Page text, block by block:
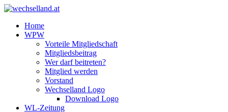
Home
WPW
Vorteile Mitgliedschaft
Mitgliedsbeitrag
Wer darf beitreten?
Mitglied werden
Vorstand
Wechselland Logo
Download Logo
WL-Zeitung